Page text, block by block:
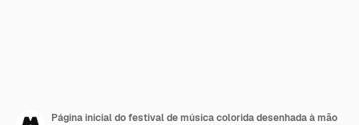
Página inicial do festival de música colorida desenhada à mão